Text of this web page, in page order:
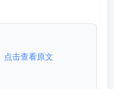
点击查看原文